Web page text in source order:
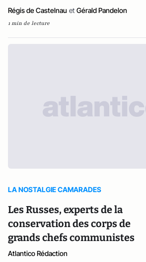
Régis de Castelnau et Gérald Pandelon
1 min de lecture
LA NOSTALGIE CAMARADES
Les Russes, experts de la
conservation des corps de
grands chefs communistes
Atlantico Rédaction